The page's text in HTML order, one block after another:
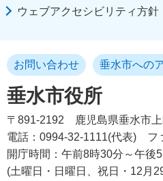
ウェブアクセシビリティ方針
垂水市役所
お問い合わせ 垂水市への
〒891-2192
鹿児島県垂水市
電話：0994-32-1111(代表)
フ
開庁時間：午前8時30分～午後
(土曜日・日曜日、祝日・12月